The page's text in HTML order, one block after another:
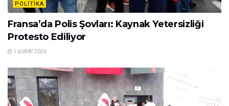
POLITIKA
Fransa’da Polis Şovları: Kaynak Yetersizliği
Protesto Ediliyor
1 ŞUBAT 2026